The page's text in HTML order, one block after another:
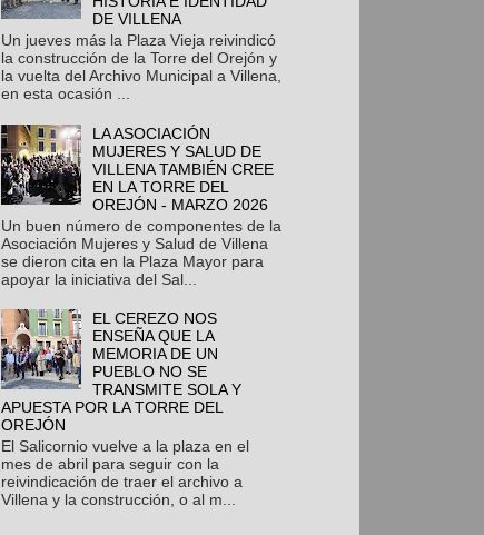
DE VILLENA
Un jueves más la Plaza Vieja reivindicó
la construcción de la Torre del Orejón y
la vuelta del Archivo Municipal a Villena,
en esta ocasión ...
LA ASOCIACIÓN
MUJERES Y SALUD DE
VILLENA TAMBIÉN CREE
EN LA TORRE DEL
OREJÓN - MARZO 2026
Un buen número de componentes de la
Asociación Mujeres y Salud de Villena
se dieron cita en la Plaza Mayor para
apoyar la iniciativa del Sal...
EL CEREZO NOS
ENSEÑA QUE LA
MEMORIA DE UN
PUEBLO NO SE
TRANSMITE SOLA Y
APUESTA POR LA TORRE DEL
OREJÓN
El Salicornio vuelve a la plaza en el
mes de abril para seguir con la
reivindicación de traer el archivo a
Villena y la construcción, o al m...